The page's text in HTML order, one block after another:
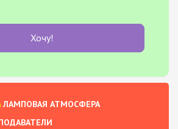
Хочу!
ЛАМПОВАЯ АТМОСФЕРА